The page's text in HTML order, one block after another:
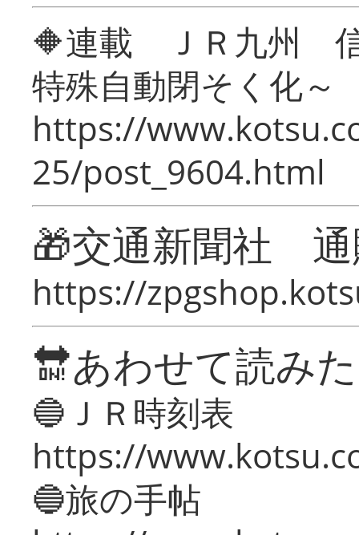
🔶連載 ＪＲ九州 信
特殊自動閉そく化～
https://
25/post_9604.html
🎁交通新聞社
https://
🔛あわせて読み
🔵ＪＲ時刻表
https://
🔵旅の手帖